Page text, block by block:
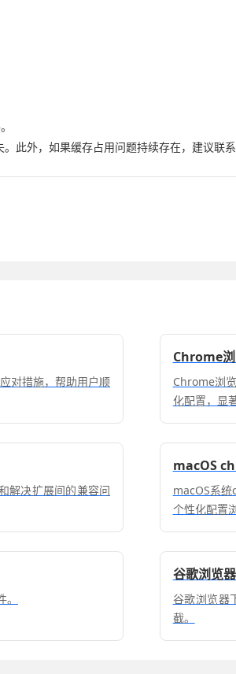
此外，如果缓存占用问题持续存在，建议联系
对措施，帮助用户顺
Chrome
Chrome浏
化配置，显
解决扩展间的兼容问
macOS
macOS系
个性化配置
谷歌浏览
谷歌浏览器
截。